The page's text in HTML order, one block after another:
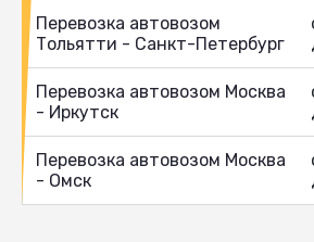
Перевозка автовозом
Тольятти - Санкт-Петербург
Перевозка автовозом Москва
- Иркутск
Перевозка автовозом Москва
- Омск